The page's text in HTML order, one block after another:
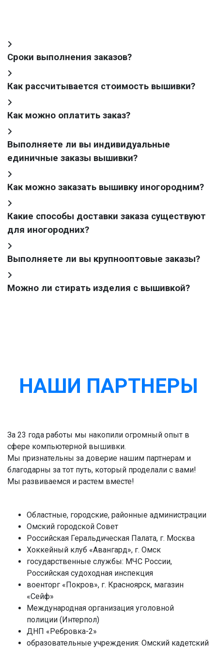
Сроки выполнения заказов?
Как рассчитывается стоимость вышивки?
Как можно оплатить заказ?
Выполняете ли вы индивидуальные
единичные заказы вышивки?
Как можно заказать вышивку иногородним?
Какие способы доставки заказа существуют
для иногородних?
Выполняете ли вы крупнооптовые заказы?
Можно ли стирать изделия с вышивкой?
НАШИ ПАРТНЕРЫ
За 23 года работы мы накопили огромный опыт в
сфере компьютерной вышивки.
Мы признательны за доверие нашим партнерам и
благодарны за тот путь, который проделали с вами!
Мы развиваемся и растем вместе!
Областные, городские, районные администрации
Омский городской Совет
Российская Геральдическая Палата, г. Москва
Хоккейный клуб «Авангард», г. Омск
государственные службы: МЧС России,
Российская судоходная инспекция
военторг «Покров», г. Красноярск, магазин
«Сейф»
Международная организация уголовной
полиции (Интерпол)
ДНП «Ребровка-2»
образовательные учреждения: Омский кадетский